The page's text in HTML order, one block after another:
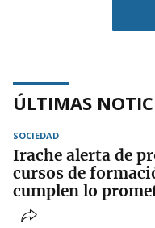
ÚLTIMAS
SOCIEDAD
Irache alerta de
cursos de
cumplen lo